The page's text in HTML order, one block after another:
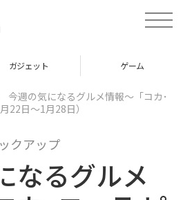
t
o
v
ガジェット ゲーム
今週の気になるグルメ情報〜「コカ･
22日～1月28日）
クアップ
なるグルメ